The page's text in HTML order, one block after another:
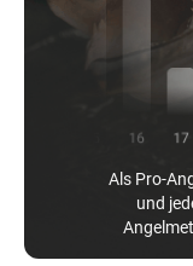
Als Pro-
und